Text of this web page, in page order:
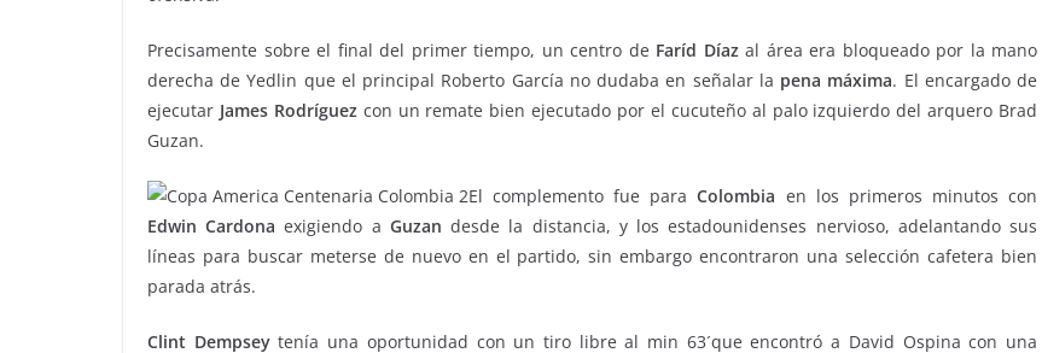
Precisamente sobre el final del primer tiempo, un centro de Faríd Díazal área era bloqueado por la mano
derecha de Yedlin que el principal Roberto García no dudaba en señalar la pena máxima. El encargado de
ejecutar James Rodríguezcon un remate bien ejecutado por el cucuteño al palo izquierdo del arquero Brad
Guzan.
El complemento fue paraColombia en los primeros minutos con
Edwin Cardona exigiendo a Guzandesde la distancia, y los estadounidenses nervioso, adelantando sus
líneas para buscar meterse de nuevo en el partido, sin embargo encontraron una selección cafetera bien
parada atrás.
Clint Dempseytenía una oportunidad con un tiro libre al min 63´que encontró a David Ospina con una
enero 11, 2023 Sophia